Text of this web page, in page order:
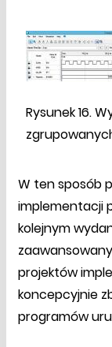
Rysunek 16.
W ten sposób
implementacji
kolejnym
projektów
koncepcyjnie
programów